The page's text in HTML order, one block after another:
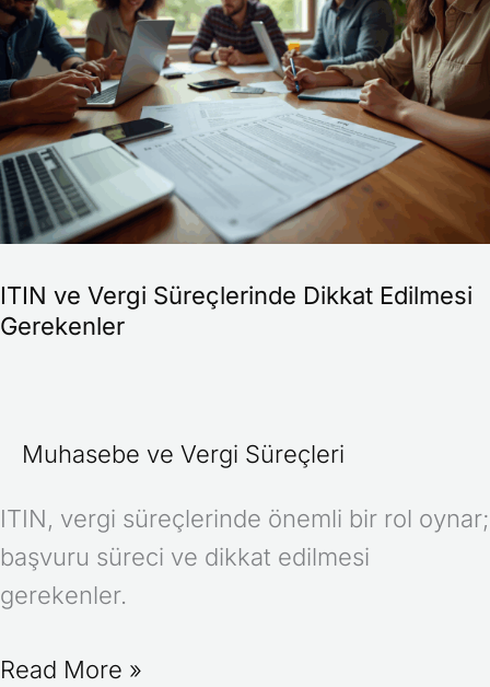
ITIN ve Vergi Süreçlerinde Dikkat Edilmesi
Gerekenler
Muhasebe ve Vergi Süreçleri
ITIN, vergi süreçlerinde önemli bir rol oynar;
başvuru süreci ve dikkat edilmesi
gerekenler.
Süreçlerinde
Dikkat
Edilmesi
Gerekenler
Read More »